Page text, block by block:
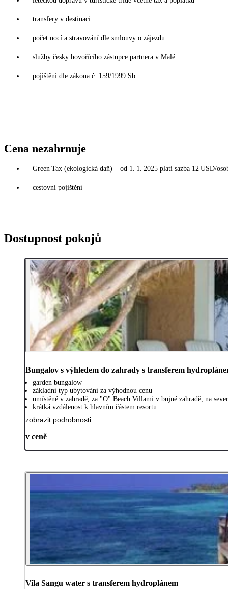
transfery v destinaci
počet nocí a stravování dle smlouvy o zájezdu
služby česky hovořícího zástupce partnera v Malé
pojištění dle zákona č. 159/1999 Sb.
Cena nezahrnuje
Green Tax (ekologická daň) – od 1. 1. 2025 platí sazba 12 USD/
cestovní pojištění
Dostupnost pokojů
Bungalov s výhledem do zahrady s transferem
garden bungalow
základní typ ubytování za výhodnou cenu
umístěné v zahradě, za "O" Beach Villami v bujné zahradě, na
krátká vzdálenost k hlavním částem resortu
zobrazit podrobnosti
v ceně
Vila Sangu water s transferem hydroplánem